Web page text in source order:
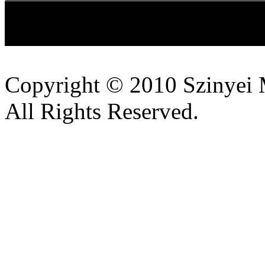
Copyright © 2010 Szinyei
All Rights Reserved.